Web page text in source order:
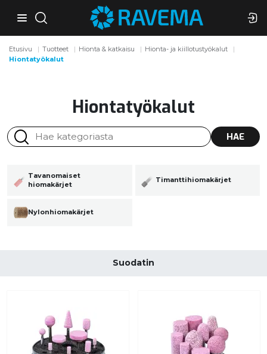
Etusivu Tuotteet Hionta & katkaisu
Hionta- ja kiillotustyökalut
Hiontatyökalut
Hiontatyökalut
HAE
Tavanomaiset
hiomakärjet
Timanttihiomakärjet
Nylonhiomakärjet
Suodatin